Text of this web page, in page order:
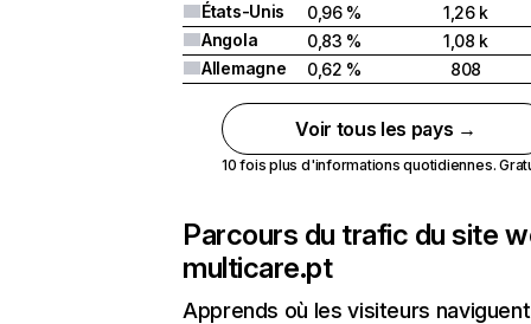
États-Unis
0,96 %
1,26 k
Angola
0,83 %
1,08 k
Allemagne
0,62 % 808
Voir tous les pays →
10 fois plus d'informations quotidiennes.
Parcours du trafic du site
multicare.pt
Apprends où les visiteurs naviguent